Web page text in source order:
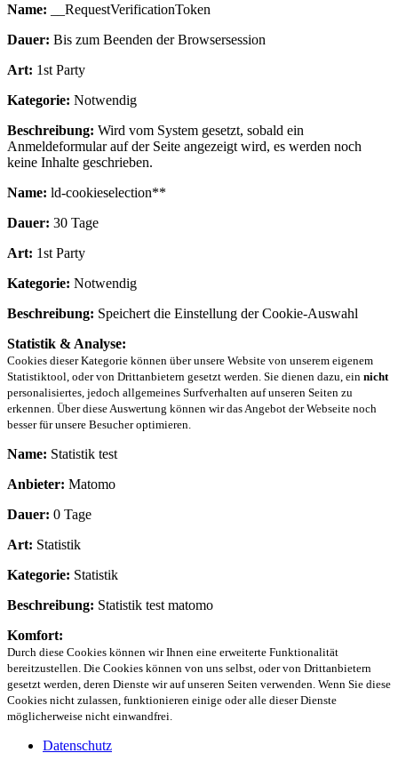
Name: __RequestVerificationToken
Dauer: Bis zum Beenden der Browsersession
Art: 1st Party
Kategorie: Notwendig
Beschreibung: Wird vom System gesetzt, sobald ein
Anmeldeformular auf der Seite angezeigt wird, es werden noch
keine Inhalte geschrieben.
Name: ld-cookieselection**
Dauer: 30 Tage
Art: 1st Party
Kategorie: Notwendig
Beschreibung: Speichert die Einstellung der Cookie-Auswahl
Statistik & Analyse:
Cookies dieser Kategorie können über unsere Website von unserem eigenem
Statistiktool, oder von Drittanbietern gesetzt werden. Sie dienen dazu, ein nicht
personalisiertes, jedoch allgemeines Surfverhalten auf unseren Seiten zu
erkennen. Über diese Auswertung können wir das Angebot der Webseite noch
besser für unsere Besucher optimieren.
Name: Statistik test
Anbieter: Matomo
Dauer: 0 Tage
Art: Statistik
Kategorie: Statistik
Beschreibung: Statistik test matomo
Komfort:
Durch diese Cookies können wir Ihnen eine erweiterte Funktionalität
bereitzustellen. Die Cookies können von uns selbst, oder von Drittanbietern
gesetzt werden, deren Dienste wir auf unseren Seiten verwenden. Wenn Sie diese
Cookies nicht zulassen, funktionieren einige oder alle dieser Dienste
möglicherweise nicht einwandfrei.
Datenschutz